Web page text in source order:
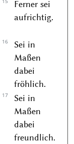
Ferner sei
aufrichtig.
16
Sei in
Maßen
dabei
fröhlich.
17
Sei in
Maßen
dabei
freundlich.